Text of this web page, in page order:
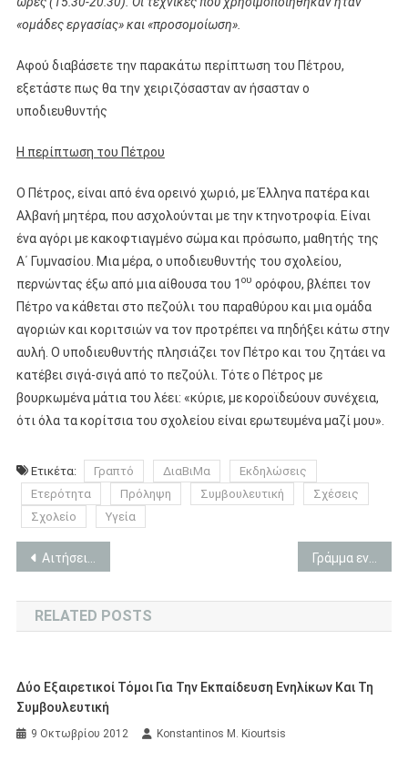
«ομάδες εργασίας» και «προσομοίωση».
Αφού διαβάσετε την παρακάτω περίπτωση του Πέτρου,
εξετάστε πως θα την χειριζόσασταν αν ήσασταν ο
υποδιευθυντής
Η περίπτωση του Πέτρου
Ο Πέτρος, είναι από ένα ορεινό χωριό, με Έλληνα πατέρα και
Αλβανή μητέρα, που ασχολούνται με την κτηνοτροφία. Είναι
ένα αγόρι με κακοφτιαγμένο σώμα και πρόσωπο, μαθητής της
Α΄ Γυμνασίου. Μια μέρα, ο υποδιευθυντής του σχολείου,
περνώντας έξω από μια αίθουσα του 1 ου ορόφου, βλέπει τον
Πέτρο να κάθεται στο πεζούλι του παραθύρου και μια ομάδα
αγοριών και κοριτσιών να τον προτρέπει να πηδήξει κάτω στην
αυλή. Ο υποδιευθυντής πλησιάζει τον Πέτρο και του ζητάει να
κατέβει σιγά-σιγά από το πεζούλι. Τότε ο Πέτρος με
βουρκωμένα μάτια του λέει: «κύριε, με κοροϊδεύουν συνέχεια,
ότι όλα τα κορίτσια του σχολείου είναι ερωτευμένα μαζί μου».
Ετικέτα: Γραπτό ΔιαΒιΜα
Εκδηλώσεις
Ετερότητα
Πρόληψη Συμβουλευτική
Σχέσεις
Σχολείο
Υγεία
Πλοήγηση
άρθρων
Αιτήσεις για θέσεις Διευθυντών Δημοσίων ΙΕΚ. Αιτήσεις από 26 μέχρι 20 Αυγούστου 2013.
RELATED POSTS
Δύο Εξαιρετικοί Τόμοι Για Την Εκπαίδευση Ενηλίκων Και Τη
Συμβουλευτική
9 Οκτωβρίου 2012 Konstantinos M. Kiourtsis